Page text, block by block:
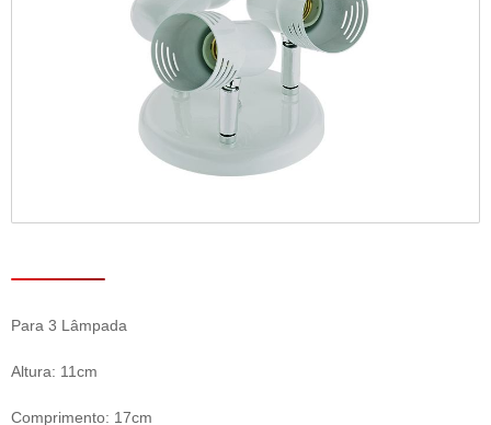
Para 3 Lâmpada
Altura: 11cm
Comprimento: 17cm